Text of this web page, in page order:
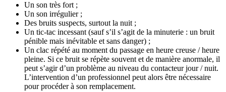
Un son très fort ;
Un son irrégulier ;
Des bruits suspects, surtout la nuit ;
Un tic-tac incessant (sauf s’il s’agit de la minuterie : un bruit
pénible mais inévitable et sans danger) ;
Un clac répété au moment du passage en heure creuse / heure
pleine. Si ce bruit se répète souvent et de manière anormale, il
peut s’agir d’un problème au niveau du contacteur jour / nuit.
L’intervention d’un professionnel peut alors être nécessaire
pour procéder à son remplacement.